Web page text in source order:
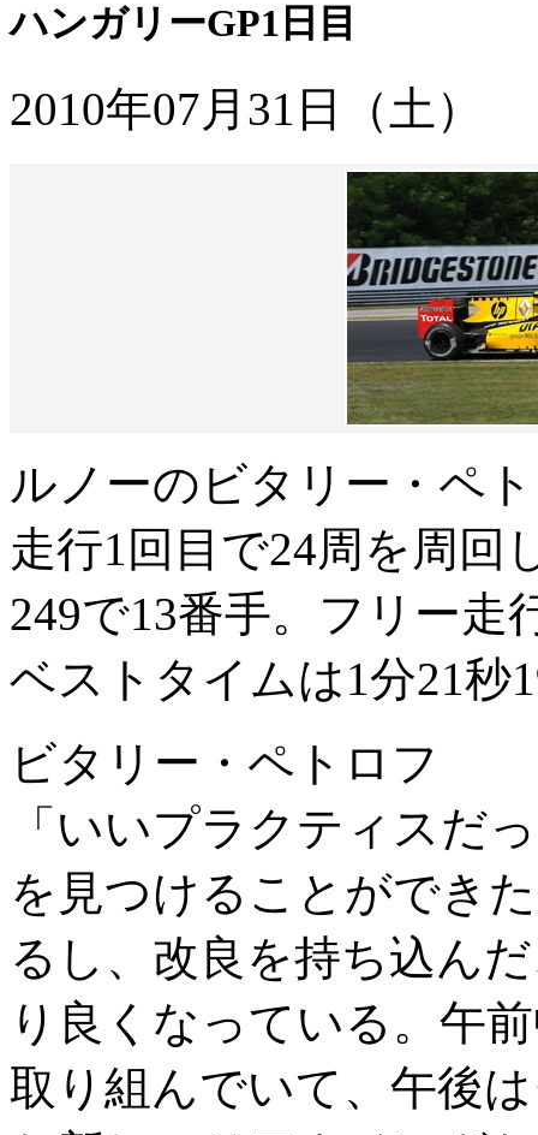
ハンガリーGP1日目
2010年07月31日（土）
ルノーのビタリー・ペ
走行1回目で24周を周回
249で13番手。フリー走
ベストタイムは1分21秒
ビタリー・ペトロフ
「いいプラクティスだ
を見つけることができ
るし、改良を持ち込ん
り良くなっている。午
取り組んでいて、午後